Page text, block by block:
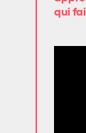
qui